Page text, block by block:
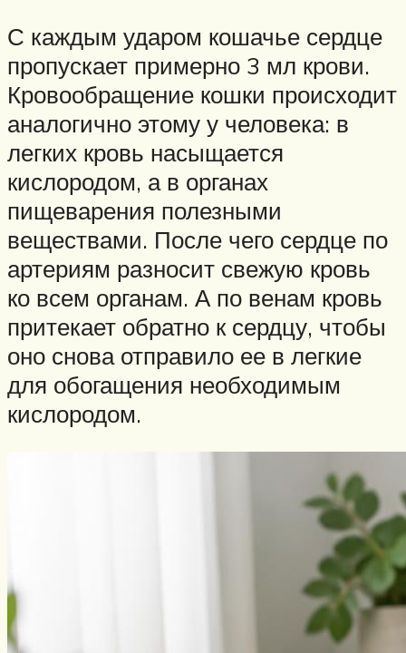
С каждым ударом кошачье сердце
пропускает примерно 3 мл крови.
Кровообращение кошки происходит
аналогично этому у человека: в
легких кровь насыщается
кислородом, а в органах
пищеварения полезными
веществами. После чего сердце по
артериям разносит свежую кровь
ко всем органам. А по венам кровь
притекает обратно к сердцу, чтобы
оно снова отправило ее в легкие
для обогащения необходимым
кислородом.